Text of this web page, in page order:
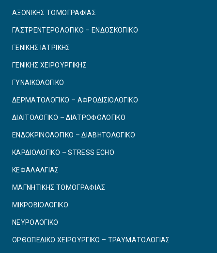
ΑΞΟΝΙΚΗΣ ΤΟΜΟΓΡΑΦΙΑΣ
ΓΑΣΤΡΕΝΤΕΡΟΛΟΓΙΚΟ – ΕΝΔΟΣΚΟΠΙΚΟ
ΓΕΝΙΚΗΣ ΙΑΤΡΙΚΗΣ
ΓΕΝΙΚΗΣ ΧΕΙΡΟΥΡΓΙΚΗΣ
ΓΥΝΑΙΚΟΛΟΓΙΚΟ
ΔΕΡΜΑΤΟΛΟΓΙΚΟ – ΑΦΡΟΔΙΣΙΟΛΟΓΙΚΟ
ΔΙΑΙΤΟΛΟΓΙΚΟ – ΔΙΑΤΡΟΦΟΛΟΓΙΚΟ
ΕΝΔΟΚΡΙΝΟΛΟΓΙΚΟ – ΔΙΑΒΗΤΟΛΟΓΙΚΟ
ΚΑΡΔΙΟΛΟΓΙΚΟ – STRESS ECHO
ΚΕΦΑΛΑΛΓΙΑΣ
ΜΑΓΝΗΤΙΚΗΣ ΤΟΜΟΓΡΑΦΙΑΣ
ΜΙΚΡΟΒΙΟΛΟΓΙΚΟ
ΝΕΥΡΟΛΟΓΙΚΟ
ΟΡΘΟΠΕΔΙΚΟ ΧΕΙΡΟΥΡΓΙΚΟ – ΤΡΑΥΜΑΤΟΛΟΓΙΑΣ